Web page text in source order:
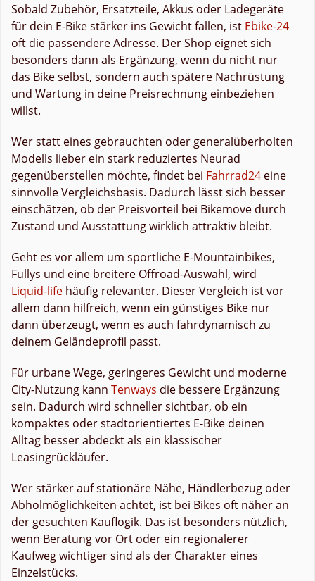
Sobald Zubehör, Ersatzteile, Akkus oder Ladegeräte
für dein E-Bike stärker ins Gewicht fallen, ist Ebike-24
oft die passendere Adresse. Der Shop eignet sich
besonders dann als Ergänzung, wenn du nicht nur
das Bike selbst, sondern auch spätere Nachrüstung
und Wartung in deine Preisrechnung einbeziehen
willst.
Wer statt eines gebrauchten oder generalüberholten
Modells lieber ein stark reduziertes Neurad
gegenüberstellen möchte, findet bei Fahrrad24 eine
sinnvolle Vergleichsbasis. Dadurch lässt sich besser
einschätzen, ob der Preisvorteil bei Bikemove durch
Zustand und Ausstattung wirklich attraktiv bleibt.
Geht es vor allem um sportliche E-Mountainbikes,
Fullys und eine breitere Offroad-Auswahl, wird
Liquid-life häufig relevanter. Dieser Vergleich ist vor
allem dann hilfreich, wenn ein günstiges Bike nur
dann überzeugt, wenn es auch fahrdynamisch zu
deinem Geländeprofil passt.
Für urbane Wege, geringeres Gewicht und moderne
City-Nutzung kann Tenways die bessere Ergänzung
sein. Dadurch wird schneller sichtbar, ob ein
kompaktes oder stadtorientiertes E-Bike deinen
Alltag besser abdeckt als ein klassischer
Leasingrückläufer.
Wer stärker auf stationäre Nähe, Händlerbezug oder
Abholmöglichkeiten achtet, ist bei Bikes oft näher an
der gesuchten Kauflogik. Das ist besonders nützlich,
wenn Beratung vor Ort oder ein regionalerer
Kaufweg wichtiger sind als der Charakter eines
Einzelstücks.